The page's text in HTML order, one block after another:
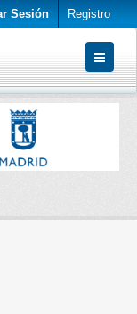
Sesión Registro